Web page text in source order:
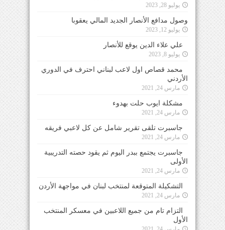
يوليو 28, 2023
وصول مدافع الأنصار الجديد المالي يعقوبا
يوليو 12, 2023
علي علاء الدين يوقع للأنصار
يوليو 8, 2023
محمد قصاص اول لاعب لبناني احترف في الدوري
الأردني
مارس 24, 2021
مشكلة ايوب حلت بهدوء
مارس 24, 2021
جاسبرت تلقى تقرير شامل عن كل لاعبي فريقه
مارس 24, 2021
جاسبرت يجتمع ببدر اليوم ثم يقود حصته التدريبية
الأولى
مارس 24, 2021
التشكيلة المتوقعة لمنتخب لبنان في مواجهة الأردن
مارس 24, 2021
التزام تام من جميع اللاعبين في معسكر المنتخب
الأول